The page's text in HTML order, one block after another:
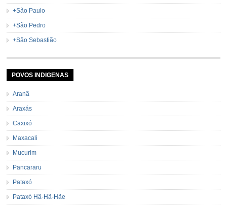
+São Paulo
+São Pedro
+São Sebastião
POVOS INDIGENAS
Aranã
Araxás
Caxixó
Maxacali
Mucurim
Pancararu
Pataxó
Pataxó Hã-Hã-Hãe